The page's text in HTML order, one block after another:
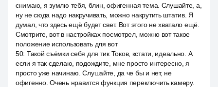
снимаю, я зумлю тебя, блин, офигенная тема. Слушайте, а,
ну не сюда надо накручивать, можно накрутить штатив. Я
думал, что здесь ещё будет свет. Вот этого не хватало ещё.
Смотрите, вот в настройках посмотрел, можно вот такое
положение использовать для вот
50: Такой съёмки себя для тик Токов, кстати, идеально. А
если я так сделаю, подождите, мне просто интересно, я
просто уже начинаю. Слушайте, да че бы и нет, не
офигенно. Очень нравится функция переключить камеру.